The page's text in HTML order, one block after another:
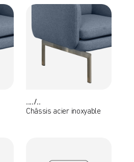
..../..
Châssis acier inoxyable